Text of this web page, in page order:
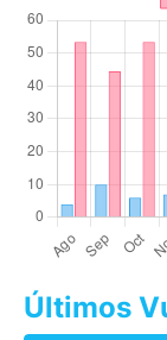
Últimos